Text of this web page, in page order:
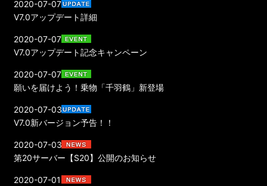
V7.0アップデート詳細
2020-07-07
V7.0アップデート記念キャンペーン
2020-07-07
願いを届けよう！乗物「千羽鶴」新登場
2020-07-07
V7.0新バージョン予告！！
2020-07-03
第20サーバー【S20】公開のお知らせ
2020-07-03
2020-07-01